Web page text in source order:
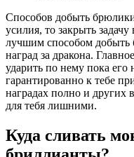
Способов добыть
усилия, то закрыть
лучшим способом добыть
наград за дракона.
ударить по нему пока его
гарантированно к тебе
наградах полно и других
для тебя лишними.
Куда сливать